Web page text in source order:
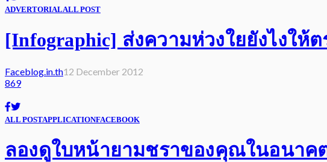
ADVERTORIALALL POST
[Infographic] ส่งความห่วงใยยังไงให้ต
Faceblog.in.th12 December 2012
869
ALL POSTAPPLICATIONFACEBOOK
ลองดูใบหน้ายามชราของคุณในอนาคต